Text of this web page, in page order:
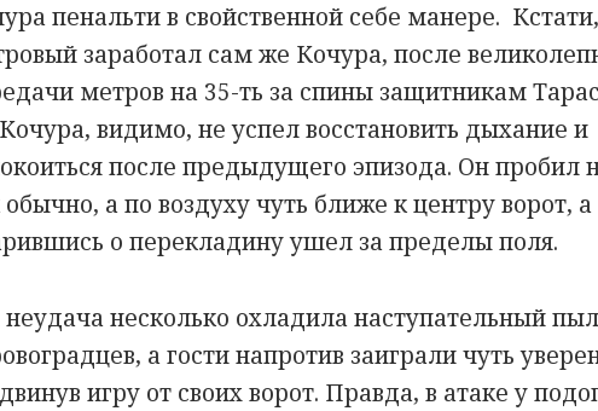
пенальти в свойственной себе манере.
заработал сам же Кочура, после
метров на 35-ть за спины защитникам
видимо, не успел восстановить дыхание и
после предыдущего эпизода. Он пробил
обычно, а по воздуху чуть ближе к центру ворот,
о перекладину ушел за пределы поля.
неудача несколько охладила наступательный пыл
а гости напротив заиграли чуть
игру от своих ворот. Правда, в атаке у